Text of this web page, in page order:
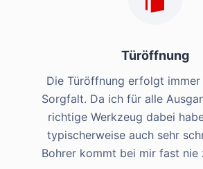
Türöffnung
Die Türöffnung erfolgt
Sorgfalt. Da ich für alle
richtige Werkzeug dabei
typischerweise auch sehr
Bohrer kommt bei mir fast nie